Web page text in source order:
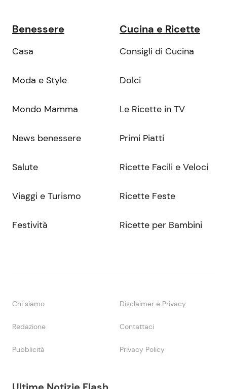
Benessere
Casa
Moda e Style
Mondo Mamma
News benessere
Salute
Viaggi e Turismo
Festività
Cucina e Ricette
Consigli di Cucina
Dolci
Le Ricette in TV
Primi Piatti
Ricette Facili e Veloci
Ricette Feste
Ricette per Bambini
Chi siamo Disclaimer e Privacy
Redazione Contattaci
Pubblicità Privacy Policy